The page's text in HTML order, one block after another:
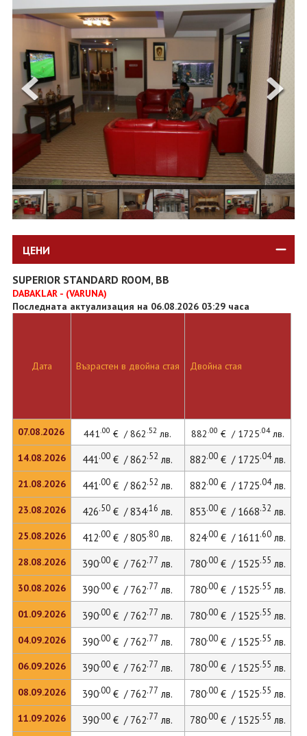
ЗА НАС
КОНТАКТИ
ФИРМЕНИ ДОКУМЕНТИ
0700 144 34 Запитване
ПОСЛЕДВАЙТЕ НИ
ЦЕНИ
SUPERIOR STANDARD ROOM, BB
DABAKLAR - (VARUNA)
Последната актуализация на 06.08.2026 03:29 часа
Дата
07.08.2026
14.08.2026
21.08.2026
23.08.2026
25.08.2026
28.08.2026
30.08.2026
01.09.2026
04.09.2026
06.09.2026
08.09.2026
11.09.2026
Възрастен в двойна стая Двойна стая
441.00 € / 862.52 лв. 882.00 € / 1725.04лв.
441.00 € / 862.52 лв. 882.00€ / 1725.04лв.
441.00 € / 862.52 лв. 882.00€ / 1725.04лв.
426.50 € / 834.16 лв. 853.00€ / 1668.32 лв.
412.00 € / 805.80 лв. 824.00€ / 1611.60лв.
390.00 € / 762.77 лв. 780.00€ / 1525.55 лв.
390.00 € / 762.77 лв. 780.00€ / 1525.55 лв.
390.00 € / 762.77 лв. 780.00€ / 1525.55 лв.
390.00 € / 762.77 лв. 780.00€ / 1525.55 лв.
390.00 € / 762.77 лв. 780.00€ / 1525.55 лв.
390.00 € / 762.77 лв. 780.00€ / 1525.55 лв.
390.00 € / 762.77 лв. 780.00€ / 1525.55 лв.